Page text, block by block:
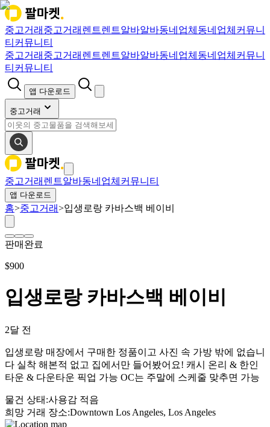
중고거래 중고거래 렌트렌트알바알바동네업체 동네업체 커뮤니
티 커뮤니티
중고거래 중고거래 렌트렌트알바알바동네업체 동네업체 커뮤니
티 커뮤니티
앱 다운로드
중고거래
중고거래 렌트알바동네업체 커뮤니티
앱 다운로드
홈>중고거래>입생로랑 카바스백 베이비
판매완료
$900
입생로랑 카바스백 베이비
2달 전
입생로랑 매장에서 구매한 정품이고 사진 속 가방 밖에 없습니
다 실착 해본적 없고 집에서만 들어봤어요! 캐시 온리 & 한인
타운 & 다운타운 픽업 가능 OC는 주말에 스케줄 맞추면 가능
물건 상태 :사용감 적음
희망 거래 장소:Downtown Los Angeles, Los Angeles